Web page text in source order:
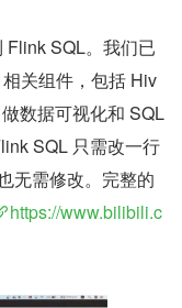
Flink SQL。我们已
关组件，包括 Hiv
数据可视化和 SQL
SQL 只需改一行
无需修改。完整的
https://www.bilibili.c